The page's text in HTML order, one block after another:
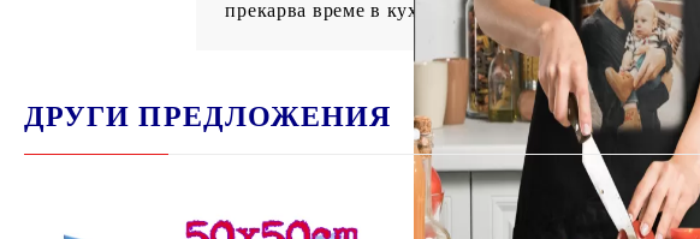
прекарва време в кухнята, снабдете го с негова
ДРУГИ ПРЕДЛОЖЕНИЯ